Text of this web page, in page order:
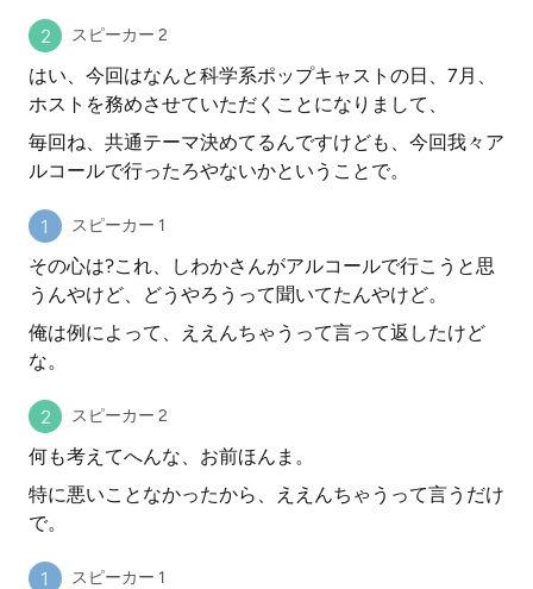
スピーカー 2
はい、今回はなんと科学系ポップキャストの日、7月、
ホストを務めさせていただくことになりまして、
毎回ね、共通テーマ決めてるんですけども、今回我々ア
ルコールで行ったろやないかということで。
スピーカー 1
その心は?これ、しわかさんがアルコールで行こうと思
うんやけど、どうやろうって聞いてたんやけど。
俺は例によって、ええんちゃうって言って返したけど
な。
スピーカー 2
何も考えてへんな、お前ほんま。
特に悪いことなかったから、ええんちゃうって言うだけ
で。
スピーカー 1